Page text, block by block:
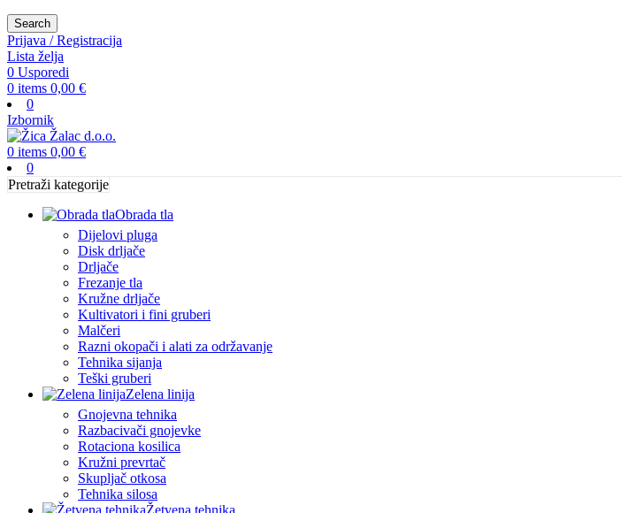
Search
Prijava / Registracija
Lista želja
0 Usporedi
0 items 0,00 €
0
Izbornik
0 items 0,00 €
0
Pretraži kategorije
Obrada tla
Dijelovi pluga
Disk drljače
Drljače
Frezanje tla
Kružne drljače
Kultivatori i fini gruberi
Malčeri
Razni okopači i alati za održavanje
Tehnika sijanja
Teški gruberi
Zelena linija
Gnojevna tehnika
Razbacivači gnojevke
Rotaciona kosilica
Kružni prevrtač
Skupljač otkosa
Tehnika silosa
Žetvena tehnika